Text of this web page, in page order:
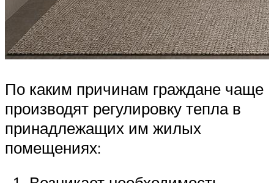
По каким причинам граждане чаще
производят регулировку тепла в
принадлежащих им жилых
помещениях: